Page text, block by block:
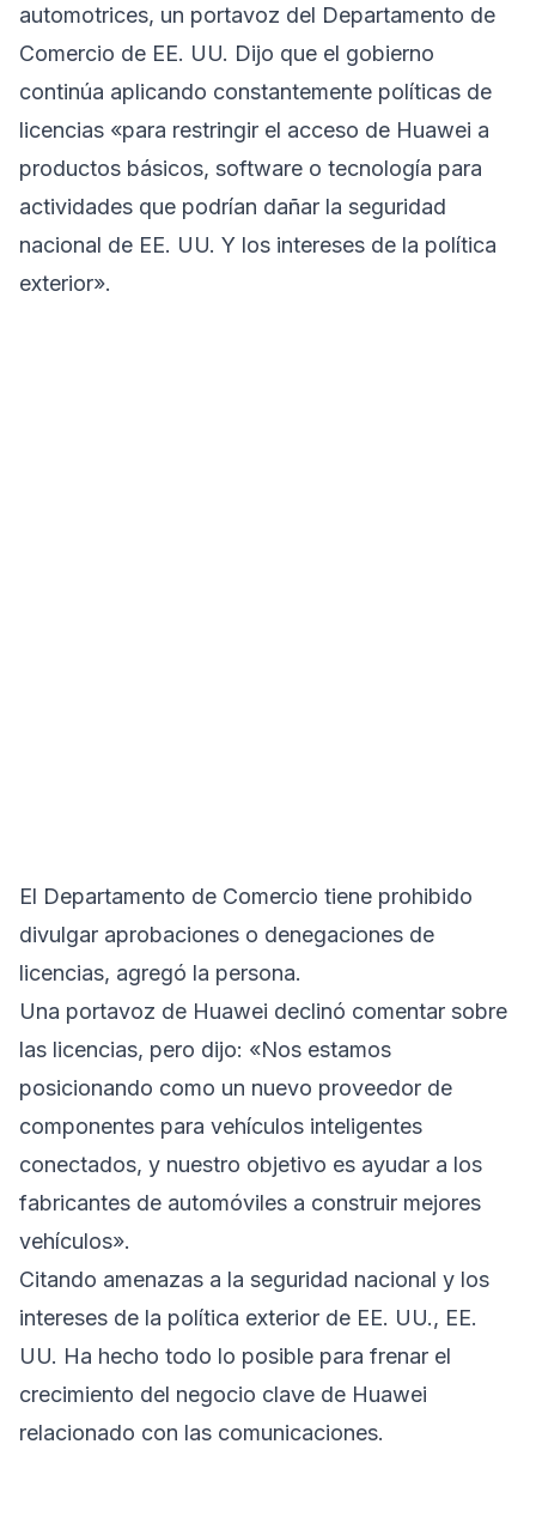
automotrices, un portavoz del Departamento de
Comercio de EE. UU. Dijo que el gobierno
continúa aplicando constantemente políticas de
licencias «para restringir el acceso de Huawei a
productos básicos, software o tecnología para
actividades que podrían dañar la seguridad
nacional de EE. UU. Y los intereses de la política
exterior».
El Departamento de Comercio tiene prohibido
divulgar aprobaciones o denegaciones de
licencias, agregó la persona.
Una portavoz de Huawei declinó comentar sobre
las licencias, pero dijo: «Nos estamos
posicionando como un nuevo proveedor de
componentes para vehículos inteligentes
conectados, y nuestro objetivo es ayudar a los
fabricantes de automóviles a construir mejores
vehículos».
Citando amenazas a la seguridad nacional y los
intereses de la política exterior de EE. UU., EE.
UU. Ha hecho todo lo posible para frenar el
crecimiento del negocio clave de Huawei
relacionado con las comunicaciones.